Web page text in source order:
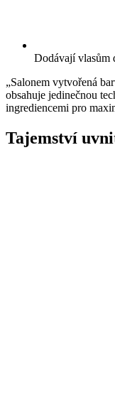
Dodávají vlasům
„Salonem vytvořená
obsahuje jedinečnou
ingrediencemi pro
Tajemství